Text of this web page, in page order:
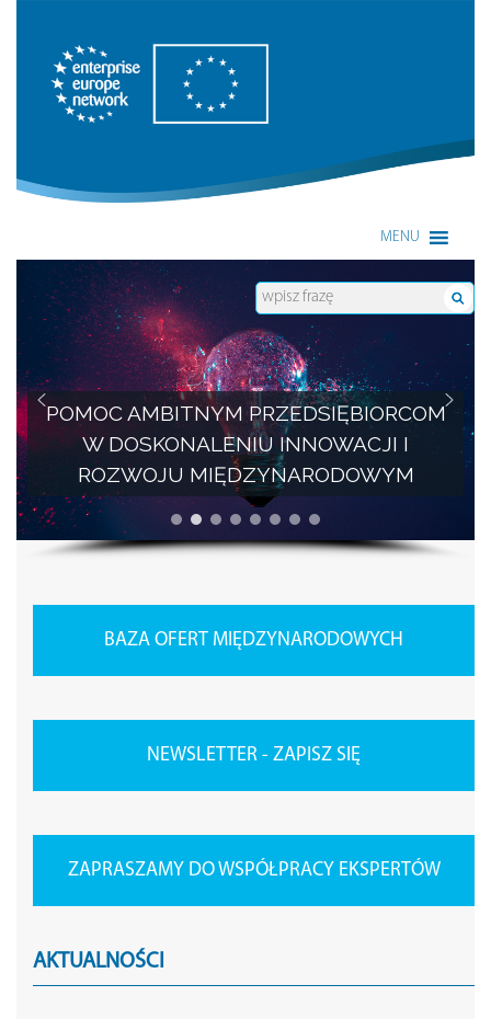
Enterprise Europe Network
MENU
POMOC AMBITNYM PRZEDSIĘBIORCOM
W DOSKONALENIU INNOWACJI I
ROZWOJU MIĘDZYNARODOWYM
BAZA OFERT MIĘDZYNARODOWYCH
NEWSLETTER - ZAPISZ SIĘ
ZAPRASZAMY DO WSPÓŁPRACY EKSPERTÓW
AKTUALNOŚCI